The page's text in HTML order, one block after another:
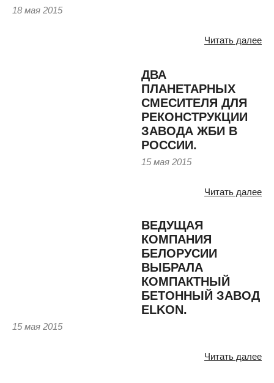
18 мая 2015
Читать далее
ДВА
ПЛАНЕТАРНЫХ
СМЕСИТЕЛЯ ДЛЯ
РЕКОНСТРУКЦИИ
ЗАВОДА ЖБИ В
РОССИИ.
15 мая 2015
Читать далее
ВЕДУЩАЯ
КОМПАНИЯ
БЕЛОРУСИИ
ВЫБРАЛА
КОМПАКТНЫЙ
БЕТОННЫЙ ЗАВОД
ELKON.
15 мая 2015
Читать далее